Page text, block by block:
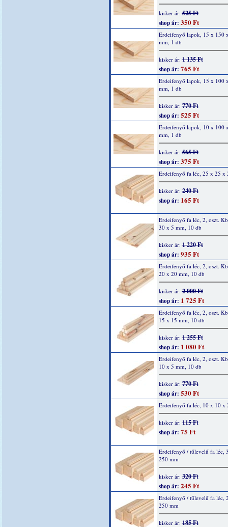
kisker ár:525 Ft
shop ár: 350 Ft
Erdeifenyő lapok, 15 x 150
mm, 1 db
kisker ár:1 135 Ft
shop ár: 765 Ft
Erdeifenyő lapok, 15 x 100
mm, 1 db
kisker ár:770 Ft
shop ár: 525 Ft
Erdeifenyő lapok, 10 x 100
mm, 1 db
kisker ár:565 Ft
shop ár: 375 Ft
Erdeifenyő fa léc, 25 x 25 x
kisker ár:240 Ft
shop ár: 165 Ft
Erdeifenyő fa léc, 2, oszt.
30 x 5 mm, 10 db
kisker ár:1 220 Ft
shop ár: 935 Ft
Erdeifenyő fa léc, 2, oszt.
20 x 20 mm, 10 db
kisker ár:2 000 Ft
shop ár: 1 725 Ft
Erdeifenyő fa léc, 2, oszt.
15 x 15 mm, 10 db
kisker ár:1 255 Ft
shop ár: 1 080 Ft
Erdeifenyő fa léc, 2, oszt.
10 x 5 mm, 10 db
kisker ár:770 Ft
shop ár: 530 Ft
Erdeifenyő fa léc, 10 x 10 x
kisker ár:115 Ft
shop ár: 75 Ft
Erdeifenyő / tűlevelű fa léc,
250 mm
kisker ár:320 Ft
shop ár: 245 Ft
Erdeifenyő / tűlevelű fa léc,
250 mm
kisker ár:185 Ft